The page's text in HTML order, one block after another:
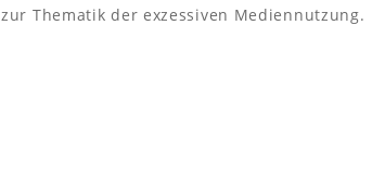
Thematik der exzessiven Mediennutzung.